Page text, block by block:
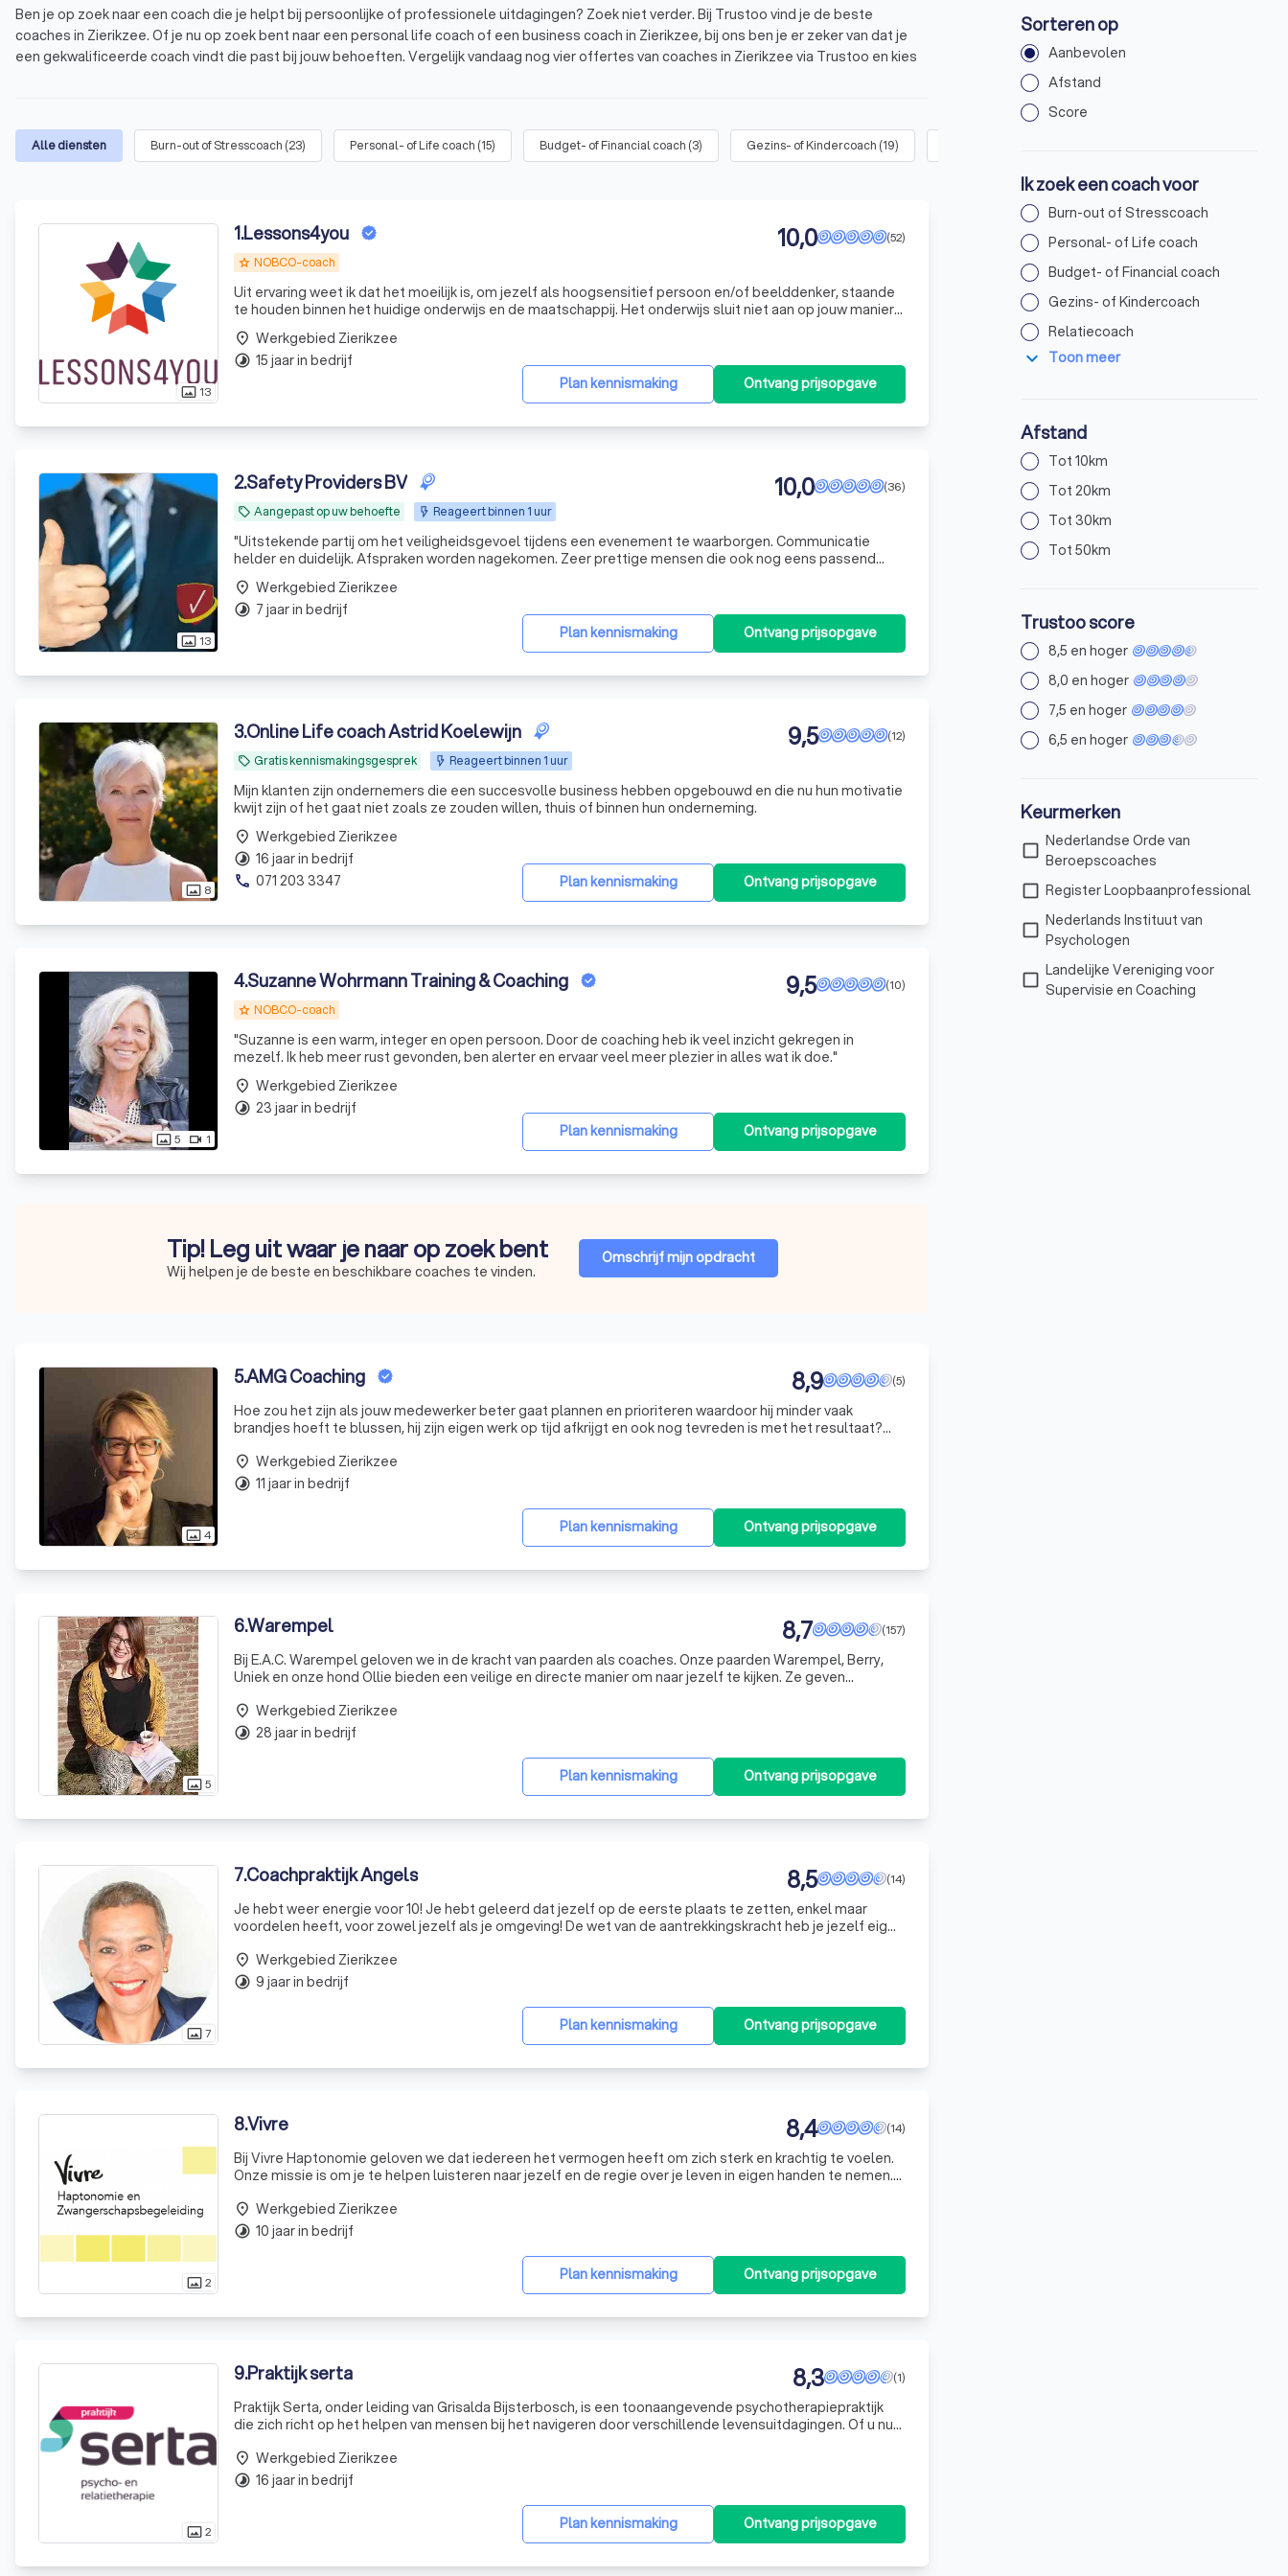
Ben je op zoek naar een coach die je helpt bij persoonlijke of professionele uitdagingen? Zoek niet verder. Bij Trustoo vind je de beste
coaches in Zierikzee. Of je nu op zoek bent naar een personal life coach of een business coach in Zierikzee, bij ons ben je er zeker van dat je
een gekwalificeerde coach vindt die past bij jouw behoeften. Vergelijk vandaag nog vier offertes van coaches in Zierikzee via Trustoo en kies
Wat is coaching?
Tarieven van coaching in Zierikzee
Ontdek de beste coaches in Zierikzee met Trustoo
Alle diensten Burn-out of Stresscoach (23) Personal- of Life coach (15) Budget- of Financial coach (3) Gezins- of Kindercoach (19)
photo_size_select_actual 13
1.Lessons4you
grade NOBCO-coach
(52)
10,0
Uit ervaring weet ik dat het moeilijk is, om jezelf als hoogsensitief persoon en/of beelddenker, staande
te houden binnen het huidige onderwijs en de maatschappij. Het onderwijs sluit niet aan op jouw manier
van denken en leren. Je hebt te weinig zelfvertrouwen en bent niet weerbaar genoeg, waardoor
Plan kennismaking Ontvang prijsopgave
place Werkgebied Zierikzee
timelapse 15 jaar in bedrijf
photo_size_select_actual 13
2.Safety Providers BV
local_offer Aangepast op uw behoefte Reageert binnen 1 uur
(36)
10,0
"Uitstekende partij om het veiligheidsgevoel tijdens een evenement te waarborgen. Communicatie
helder en duidelijk. Afspraken worden nagekomen. Zeer prettige mensen die ook nog eens passend
optreden bij een dreigend incident en ervoor zorgen dat er niets gebeurd. Top dus.
Plan kennismaking Ontvang prijsopgave
place Werkgebied Zierikzee
timelapse 7 jaar in bedrijf
photo_size_select_actual 8
3.Online Life coach Astrid Koelewijn
local_offer Gratis kennismakingsgesprek Reageert binnen 1 uur
(12)
9,5
Mijn klanten zijn ondernemers die een succesvolle business hebben opgebouwd en die nu hun motivatie
kwijt zijn of het gaat niet zoals ze zouden willen, thuis of binnen hun onderneming.
Plan kennismaking Ontvang prijsopgave
place Werkgebied Zierikzee
timelapse 16 jaar in bedrijf
phone 071 203 3347
photo_size_select_actual5 videocam 1
4.Suzanne Wohrmann Training & Coaching
grade NOBCO-coach
(10)
9,5
"Suzanne is een warm, integer en open persoon. Door de coaching heb ik veel inzicht gekregen in
mezelf. Ik heb meer rust gevonden, ben alerter en ervaar veel meer plezier in alles wat ik doe."
Plan kennismaking Ontvang prijsopgave
place Werkgebied Zierikzee
timelapse 23 jaar in bedrijf
Tip! Leg uit waar je naar op zoek bent
Wij helpen je de beste en beschikbare coaches te vinden.
Omschrijf mijn opdracht
photo_size_select_actual4
5.AMG Coaching (5)
8,9
Hoe zou het zijn als jouw medewerker beter gaat plannen en prioriteren waardoor hij minder vaak
brandjes hoeft te blussen, hij zijn eigen werk op tijd afkrijgt en ook nog tevreden is met het resultaat?
Plan kennismaking Ontvang prijsopgave
place Werkgebied Zierikzee
timelapse 11 jaar in bedrijf
photo_size_select_actual5
6.Warempel (157)
8,7
Bij E.A.C. Warempel geloven we in de kracht van paarden als coaches. Onze paarden Warempel, Berry,
Uniek en onze hond Ollie bieden een veilige en directe manier om naar jezelf te kijken. Ze geven
Plan kennismaking Ontvang prijsopgave
place Werkgebied Zierikzee
timelapse 28 jaar in bedrijf
photo_size_select_actual7
7.Coachpraktijk Angels (14)
8,5
Je hebt weer energie voor 10! Je hebt geleerd dat jezelf op de eerste plaats te zetten, enkel maar
voordelen heeft, voor zowel jezelf als je omgeving! De wet van de aantrekkingskracht heb je jezelf eigen
Plan kennismaking Ontvang prijsopgave
place Werkgebied Zierikzee
timelapse 9 jaar in bedrijf
photo_size_select_actual2
8.Vivre (14)
8,4
Bij Vivre Haptonomie geloven we dat iedereen het vermogen heeft om zich sterk en krachtig te voelen.
Onze missie is om je te helpen luisteren naar jezelf en de regie over je leven in eigen handen te nemen.
Plan kennismaking Ontvang prijsopgave
place Werkgebied Zierikzee
timelapse 10 jaar in bedrijf
photo_size_select_actual2
9.Praktijk serta (1)
8,3
Praktijk Serta, onder leiding van Grisalda Bijsterbosch, is een toonaangevende psychotherapiepraktijk
die zich richt op het helpen van mensen bij het navigeren door verschillende levensuitdagingen. Of u nu
Plan kennismaking Ontvang prijsopgave
place Werkgebied Zierikzee
timelapse 16 jaar in bedrijf
Sorteren op
Aanbevolen
Afstand
Score
Ik zoek een coach voor
Burn-out of Stresscoach
Personal- of Life coach
Budget- of Financial coach
Gezins- of Kindercoach
Relatiecoach
expand_more Toon meer
Afstand
Tot 10km
Tot 20km
Tot 30km
Tot 50km
Trustoo score
8,5 en hoger
8,0 en hoger
7,5 en hoger
6,5 en hoger
Keurmerken
check_box_outline_blank
Nederlandse Orde van
Beroepscoaches
check_box_outline_blank Register Loopbaanprofessional
check_box_outline_blank
Nederlands Instituut van
Psychologen
check_box_outline_blank
Landelijke Vereniging voor
Supervisie en Coaching